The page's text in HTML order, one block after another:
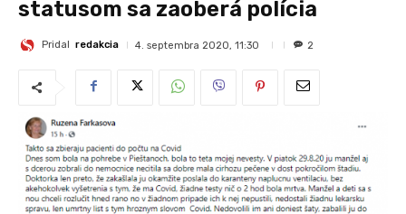
statusom sa zaoberá polícia
Pridal redakcia 4. septembra 2020, 11:30 2